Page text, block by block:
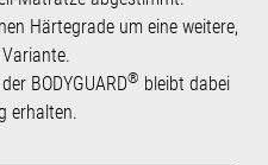
Härtegrade um eine weitere,
BODYGUARD® bleibt dabei
erhalten.